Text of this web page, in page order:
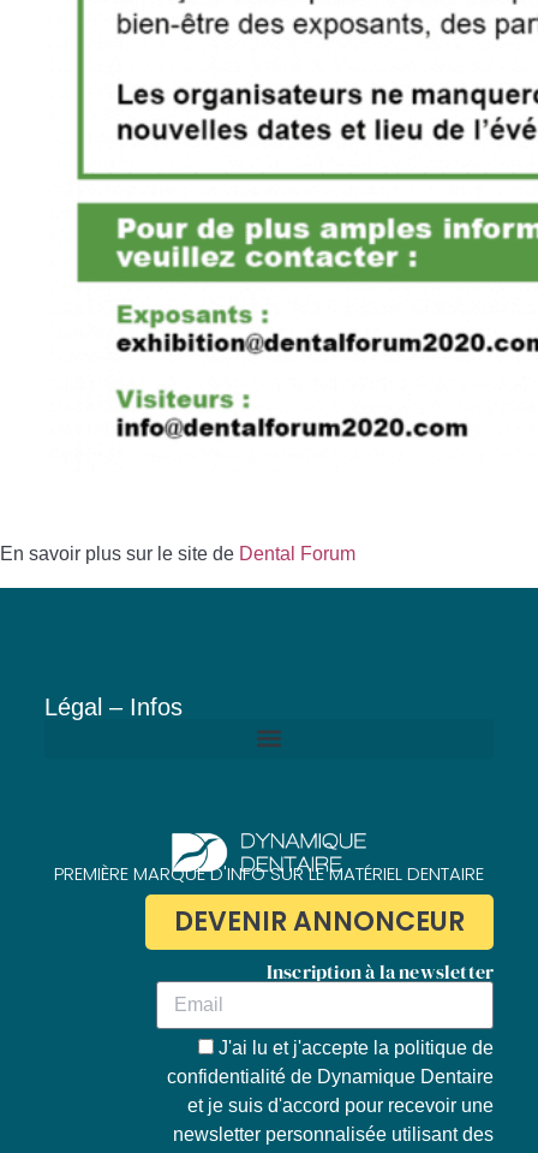
En savoir plus sur le site de Dental Forum
Légal – Infos
PREMIÈRE MARQUE D'INFO SUR LE MATÉRIEL DENTAIRE
DEVENIR ANNONCEUR
Inscription à la newsletter
J'ai lu et j'accepte la politique de
confidentialité de Dynamique Dentaire
et je suis d'accord pour recevoir une
newsletter personnalisée utilisant des